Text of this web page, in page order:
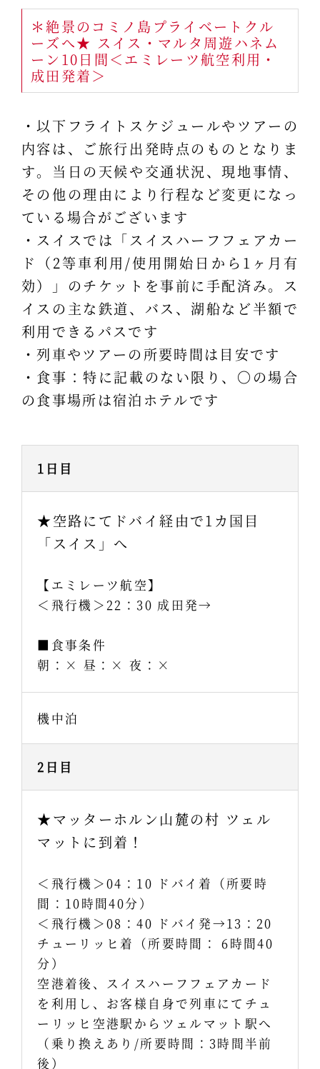
＊絶景のコミノ島プライベートクル
ーズへ★ スイス・マルタ周遊ハネム
ーン10日間＜エミレーツ航空利用・
成田発着＞
・以下フライトスケジュールやツアーの
内容は、ご旅行出発時点のものとなりま
す。当日の天候や交通状況、現地事情、
その他の理由により行程など変更になっ
ている場合がございます
・スイスでは「スイスハーフフェアカー
ド（2等車利用/使用開始日から1ヶ月有
効）」のチケットを事前に手配済み。ス
イスの主な鉄道、バス、湖船など半額で
利用できるパスです
・列車やツアーの所要時間は目安です
・食事：特に記載のない限り、〇の場合
の食事場所は宿泊ホテルです
1日目
★空路にてドバイ経由で1カ国目
「スイス」へ
【エミレーツ航空】
＜飛行機＞22：30 成田発→
■食事条件
朝：× 昼：× 夜：×
機中泊
2日目
★マッターホルン山麓の村 ツェル
マットに到着！
＜飛行機＞04：10 ドバイ着（所要時
間：10時間40分）
＜飛行機＞08：40 ドバイ発→13：20
チューリッヒ着（所要時間： 6時間40
分）
空港着後、スイスハーフフェアカード
を利用し、お客様自身で列車にてチュ
ーリッヒ空港駅からツェルマット駅へ
（乗り換えあり/所要時間：3時間半前
後）